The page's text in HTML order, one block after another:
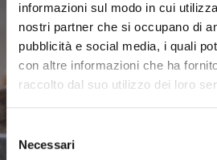
informazioni sul modo in cui
nostri partner che si occupano di
pubblicità e social media, i quali
con altre informazioni che ha
raccolto dal suo utilizzo dei loro
S
Necessari